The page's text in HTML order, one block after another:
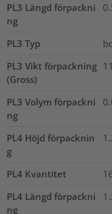
PL3 Längd förpackni
ng
PL3 Typ
PL3 Vikt förpackning
(Gross)
PL3 Volym förpackni
ng
PL4 Höjd förpacknin
g
PL4 Kvantitet
PL4 Längd förpackni
ng